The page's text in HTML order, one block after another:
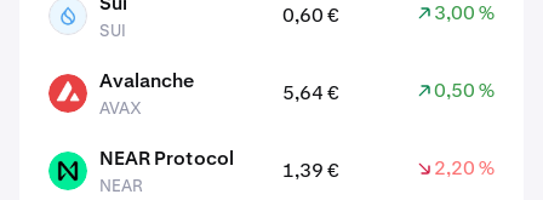
SUI
SUI
0,60 € 3,00 %
AVAX Avalanche
AVAX
5,64 € 0,50 %
NEAR NEAR Protocol
NEAR
1,39 € 2,20 %